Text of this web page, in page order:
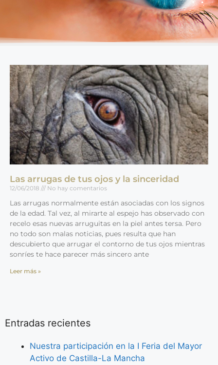
Las arrugas de tus ojos y la sinceridad
12/06/2018 No hay comentarios
Las arrugas normalmente están asociadas con los signos
de la edad. Tal vez, al mirarte al espejo has observado con
recelo esas nuevas arruguitas en la piel antes tersa. Pero
no todo son malas noticias, pues resulta que han
descubierto que arrugar el contorno de tus ojos mientras
sonríes te hace parecer más sincero ante
Leer más »
Entradas recientes
Nuestra participación en la I Feria del Mayor
Activo de Castilla-La Mancha